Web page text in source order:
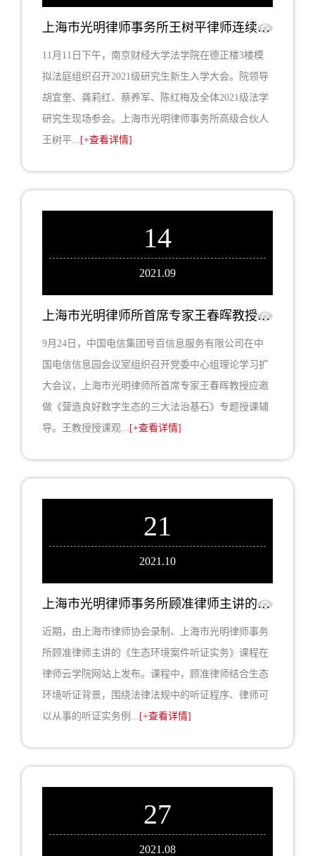
上海市光明律师事务所王树平律师连续6年捐赠“光明律师奖学金”，受邀参加南财法学院2021级研究生入学大会做学业生涯指导
11月11日下午，南京财经大学法学院在德正楼3楼模
拟法庭组织召开2021级研究生新生入学大会。院领导
胡宜奎、龚莉红、蔡养军、陈红梅及全体2021级法学
研究生现场参会。上海市光明律师事务所高级合伙人
王树平... [+查看详情]
14
2021.09
上海市光明律师所首席专家王春晖教授应邀为中国电信集团号百信息服务有限公司做网络数据合规专题授课辅导
9月24日，中国电信集团号百信息服务有限公司在中
国电信信息园会议室组织召开党委中心组理论学习扩
大会议，上海市光明律师所首席专家王春晖教授应邀
做《营造良好数字生态的三大法治基石》专题授课辅
导。王教授授课观... [+查看详情]
21
2021.10
上海市光明律师事务所顾准律师主讲的《生态环境案件听证实务》课程在“律师云学院”上线
近期，由上海市律师协会录制、上海市光明律师事务
所顾准律师主讲的《生态环境案件听证实务》课程在
律师云学院网站上发布。课程中，顾准律师结合生态
环境听证背景，围绕法律法规中的听证程序、律师可
以从事的听证实务例... [+查看详情]
27
2021.08